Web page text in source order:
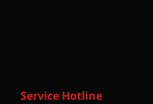
Service Hotline